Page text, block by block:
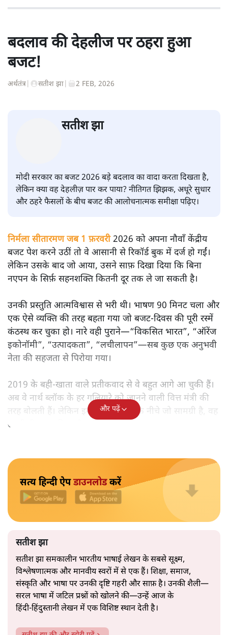
बदलाव की देहलीज पर ठहरा हुआ
बजट!
अर्थतंत्र सतीश झा 2 FEB, 2026
सतीश झा
मोदी सरकार का बजट 2026 बड़े बदलाव का वादा करता दिखता है,
और ठहरे फैसलों के बीच बजट की आलोचनात्मक समीक्षा पढ़िए।
बजट पेश करने उठीं तो वे आसानी से रिकॉर्ड बुक में दर्ज हो गईं।
लेकिन उसके बाद जो आया, उसने साफ़ दिखा दिया कि बिना
नएपन के सिर्फ़ सहनशक्ति कितनी दूर तक ले जा सकती है।
कंठस्थ कर चुका हो। नारे वही पुराने—“विकसित भारत”, “ऑरेंज
इकोनॉमी”, “उत्पादकता”, “लचीलापन”—सब कुछ एक अनुभवी
नेता की सहजता से पिरोया गया।
2019 के बही‑खाता वाले प्रतीकवाद से वे बहुत आगे आ चुकी हैं।
अब वे नार्थ ब्लॉक के हर गलियारे को जानने वाली वित्त मंत्री की
तरह बोलती हैं। लेकिन इस आत्मविश्वास के नीचे जो सामग्री है, वह
उतनी ही अनुमानित और दोहराव भरी।
सत्य हिन्दी ऐपडाउनलोडकरें